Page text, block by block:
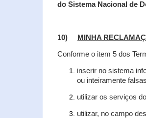
do Sistema Nacional de
10) MINHA
Conforme o item 5 dos
inserir no sistema
ou inteiramente
utilizar os serviços
utilizar, no campo